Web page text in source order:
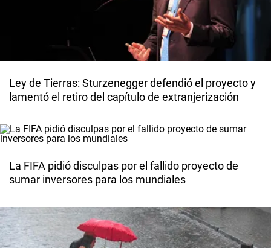
Ley de Tierras: Sturzenegger defendió el proyecto y
lamentó el retiro del capítulo de extranjerización
La FIFA pidió disculpas por el fallido proyecto de
sumar inversores para los mundiales